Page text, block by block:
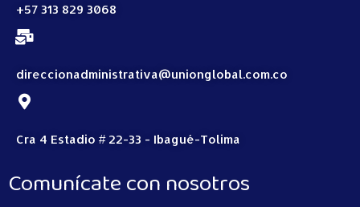
+57 313 829 3068
direccionadministrativa@unionglobal.com.co
Cra 4 Estadio # 22-33 - Ibagué-Tolima
Comunícate con nosotros